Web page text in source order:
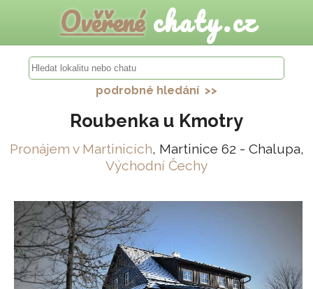
Ověřenéchaty.cz
podrobné hledání >>
Roubenka u Kmotry
Pronájem v Martinicích, Martinice 62 - Chalupa,
Východní Čechy